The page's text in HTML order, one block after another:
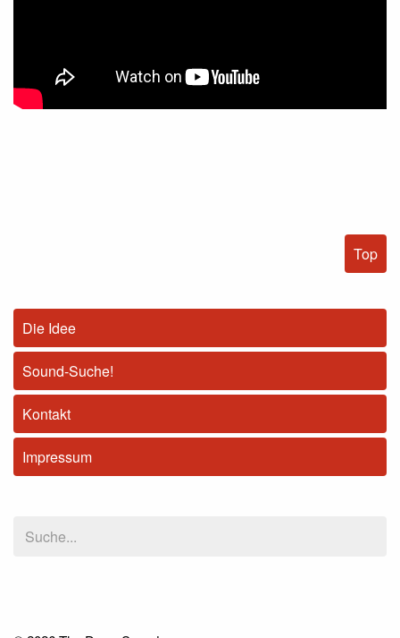
Top
Die Idee
Sound-Suche!
Kontakt
Impressum